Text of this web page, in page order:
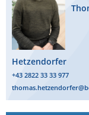
Hetzendorfer
+43 2822 33 33 977